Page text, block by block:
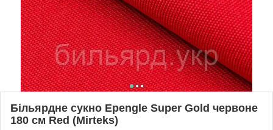
Більярдне сукно Epengle Super Gold червоне
180 см Red (Mirteks)